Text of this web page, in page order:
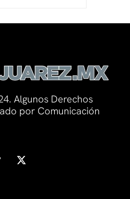
Algunos Derechos
por Comunicación